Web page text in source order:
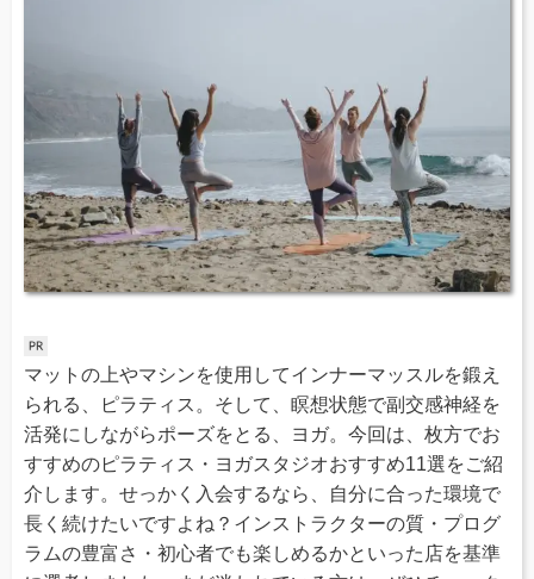
マットの上やマシンを使用してインナーマッスルを鍛え
られる、ピラティス。そして、瞑想状態で副交感神経を
活発にしながらポーズをとる、ヨガ。今回は、枚方でお
すすめのピラティス・ヨガスタジオおすすめ11選をご紹
介します。せっかく入会するなら、自分に合った環境で
長く続けたいですよね？インストラクターの質・プログ
ラムの豊富さ・初心者でも楽しめるかといった店を基準